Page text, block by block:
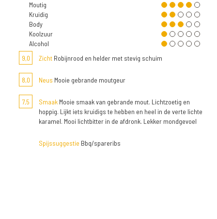
Moutig
Kruidig
Body
Koolzuur
Alcohol
9,0
Zicht Robijnrood en helder met stevig schuim
8,0 Neus Mooie gebrande moutgeur
7,5 Smaak Mooie smaak van gebrande mout. Lichtzoetig en
hoppig. Lijkt iets kruidigs te hebben en heel in de verte lichte
karamel. Mooi lichtbitter in de afdronk. Lekker mondgevoel
Spijssuggestie Bbq/spareribs